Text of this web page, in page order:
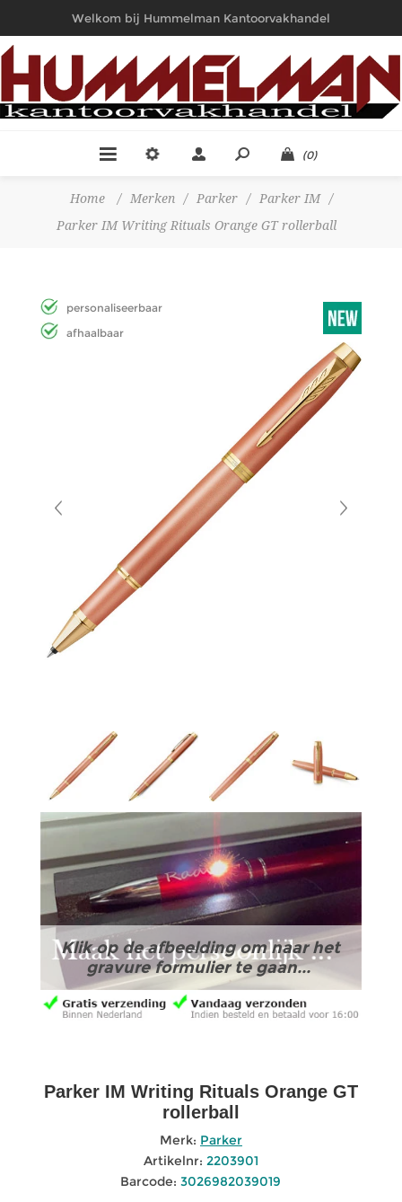
Welkom bij Hummelman Kantoorvakhandel
(0)
Home / Merken / Parker / Parker IM
/
Parker IM Writing Rituals Orange GT rollerball
personaliseerbaar
afhaalbaar
Klik op de afbeelding om naar het
gravure formulier te gaan...
Parker IM Writing Rituals Orange GT
rollerball
Merk: Parker
Artikelnr: 2203901
Barcode: 3026982039019